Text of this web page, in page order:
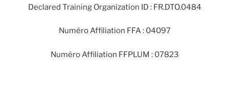
Declared Training Organization ID : FR.DTO.0484
Numéro Affiliation FFA : 04097
Numéro Affiliation FFPLUM : 07823